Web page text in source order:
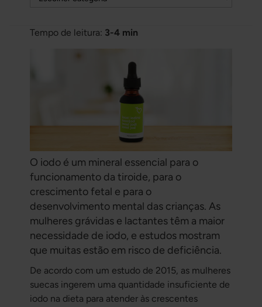
Tempo de leitura: 3-4 min
O iodo é um mineral essencial para o
funcionamento da tiroide, para o
crescimento fetal e para o
desenvolvimento mental das crianças. As
mulheres grávidas e lactantes têm a maior
necessidade de iodo, e estudos mostram
que muitas estão em risco de deficiência.
De acordo com um estudo de 2015, as mulheres
suecas ingerem uma quantidade insuficiente de
iodo na dieta para atender às crescentes